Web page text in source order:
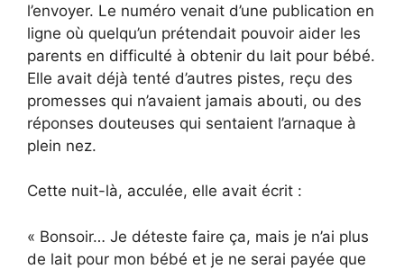
l’envoyer. Le numéro venait d’une publication en
ligne où quelqu’un prétendait pouvoir aider les
parents en difficulté à obtenir du lait pour bébé.
Elle avait déjà tenté d’autres pistes, reçu des
promesses qui n’avaient jamais abouti, ou des
réponses douteuses qui sentaient l’arnaque à
plein nez.
Cette nuit-là, acculée, elle avait écrit :
« Bonsoir… Je déteste faire ça, mais je n’ai plus
de lait pour mon bébé et je ne serai payée que